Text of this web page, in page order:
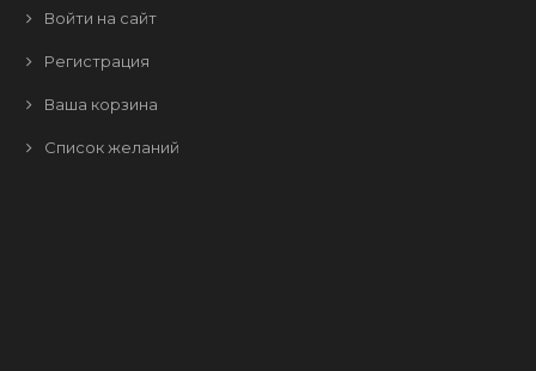
Войти на сайт
Регистрация
Ваша корзина
Список желаний